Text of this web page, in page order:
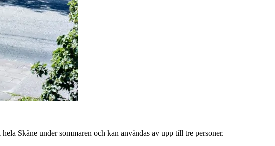
Skåne under sommaren och kan användas av upp till tre personer.